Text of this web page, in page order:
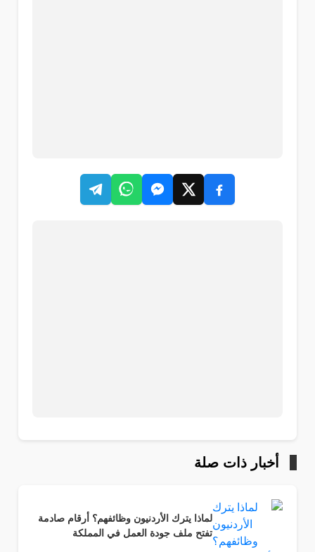
أخبار ذات صلة
لماذا يترك الأردنيون وظائفهم؟ أرقام صادمة
تفتح ملف جودة العمل في المملكة